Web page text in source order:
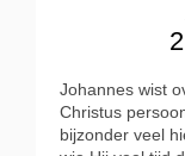
Johannes wist
Christus
bijzonder veel